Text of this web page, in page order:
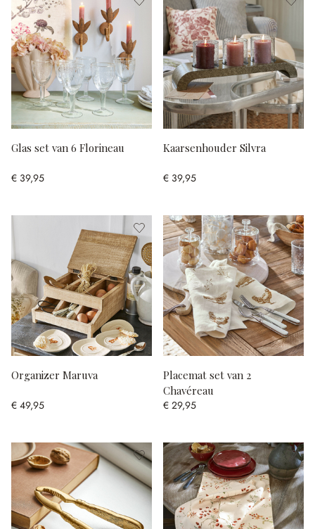
Glas set van 6 Florineau
€ 39,95
Kaarsenhouder Silvra
€ 39,95
Organizer Maruva
€ 49,95
Placemat set van 2
Chavéreau
€ 29,95